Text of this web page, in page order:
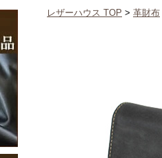
レザーハウス TOP > 革財布